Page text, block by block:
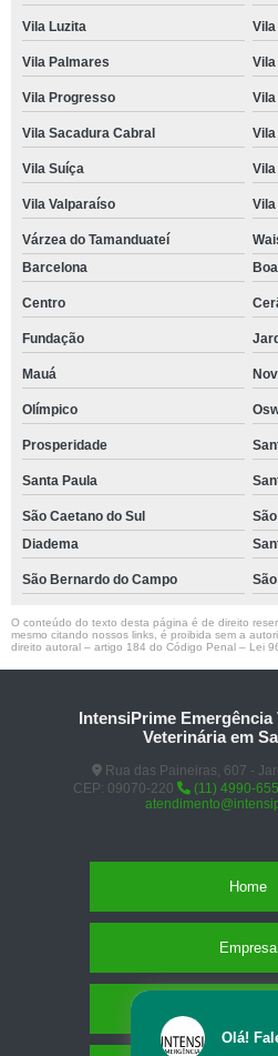
Vila Luzita
Vila Palmares
Vila Progresso
Vila Sacadura Cabral
Vila Suíça
Vila Valparaíso
Várzea do Tamanduateí
Barcelona
Centro
Fundação
Mauá
Olímpico
Prosperidade
Santa Paula
São Caetano do Sul
Diadema
São Bernardo do Campo
O conteúdo do texto desta página é de direito
mesmo citando nossos links, é proibida sem a
direito autoral – artigo 184 do Código Penal – Lei
IntensiPrime
Veterinária em
Rua das Paineiras, 607 -
CEP: 09070-220
(11) 4990-
Home
Empresa
Olá!